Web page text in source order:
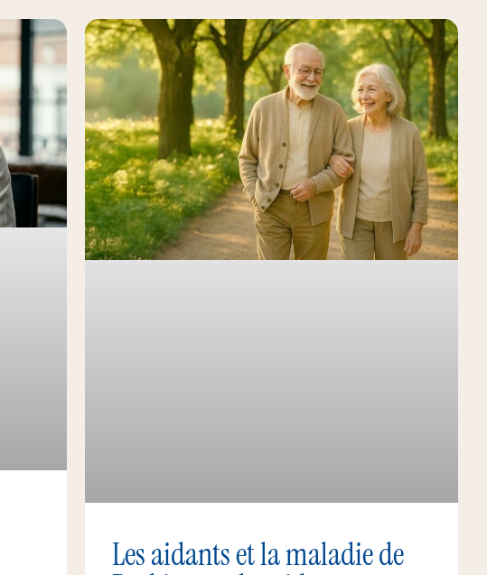
Les aidants et la maladie de